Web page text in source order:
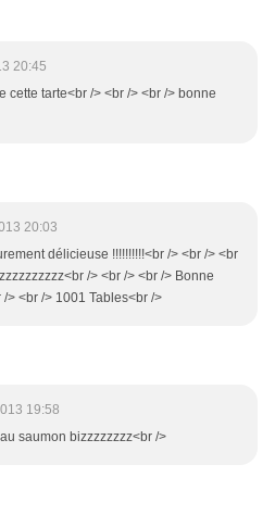
20:45
cette tarte<br /> <br /> <br /> bonne
20:03
délicieuse !!!!!!!!!!<br /> <br /> <br
/> <br /> <br /> Bonne
/> <br /> 1001 Tables<br />
19:58
saumon bizzzzzzzz<br />